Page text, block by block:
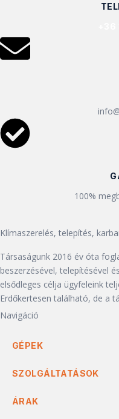
100%
Klímaszerelés, telepítés,
Társaságunk 2016 év óta
beszerzésével, telepítésével
elsődleges célja ügyfeleink
Erdőkertesen található, de a
Navigáció
GÉPEK
SZOLGÁLTATÁSOK
ÁRAK